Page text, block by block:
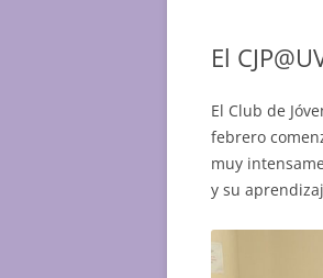
CONTACTO
El
El Club de
febrero
muy
y su